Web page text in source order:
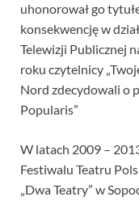
uhonorował go
konsekwencję w
Telewizji Publicznej
roku czytelnicy
Nord zdecydowali o
Popularis”
W latach 2009 –
Festiwalu Teatru
„Dwa Teatry” w